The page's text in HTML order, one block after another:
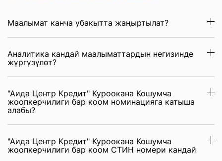
Маалымат канча убакытта жаңыртылат?
Аналитика кандай маалыматтардын негизинде
жүргүзүлөт?
"Аида Центр Кредит" Куроокана Кошумча
жоопкерчилиги бар коом номинацияга катыша
алабы?
"Аида Центр Кредит" Куроокана Кошумча
жоопкерчилиги бар коом СТИН номери кандай